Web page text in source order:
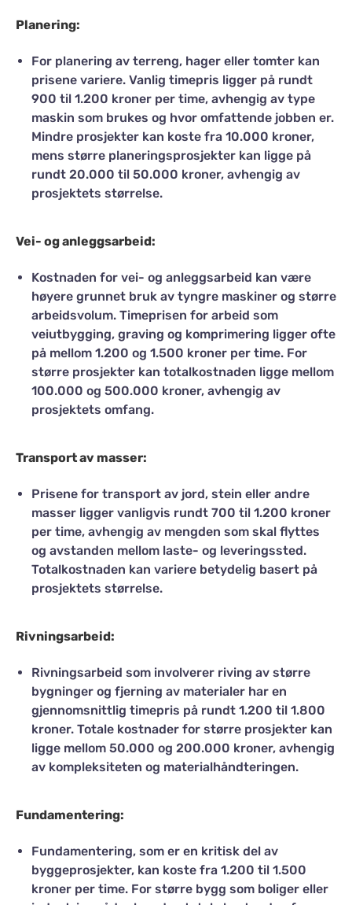
Planering:
For planering av terreng, hager eller tomter kan
prisene variere. Vanlig timepris ligger på rundt
900 til 1.200 kroner per time, avhengig av type
maskin som brukes og hvor omfattende jobben er​.
Mindre prosjekter kan koste fra 10.000 kroner,
mens større planeringsprosjekter kan ligge på
rundt 20.000 til 50.000 kroner, avhengig av
prosjektets størrelse.
Vei- og anleggsarbeid:
Kostnaden for vei- og anleggsarbeid kan være
høyere grunnet bruk av tyngre maskiner og større
arbeidsvolum. Timeprisen for arbeid som
veiutbygging, graving og komprimering ligger ofte
på mellom 1.200 og 1.500 kroner per time. For
større prosjekter kan totalkostnaden ligge mellom
100.000 og 500.000 kroner, avhengig av
prosjektets omfang​.
Transport av masser:
Prisene for transport av jord, stein eller andre
masser ligger vanligvis rundt 700 til 1.200 kroner
per time, avhengig av mengden som skal flyttes
og avstanden mellom laste- og leveringssted​.
Totalkostnaden kan variere betydelig basert på
prosjektets størrelse.
Rivningsarbeid:
Rivningsarbeid som involverer riving av større
bygninger og fjerning av materialer har en
gjennomsnittlig timepris på rundt 1.200 til 1.800
kroner. Totale kostnader for større prosjekter kan
ligge mellom 50.000 og 200.000 kroner, avhengig
av kompleksiteten og materialhåndteringen​.
Fundamentering:
Fundamentering, som er en kritisk del av
byggeprosjekter, kan koste fra 1.200 til 1.500
kroner per time. For større bygg som boliger eller